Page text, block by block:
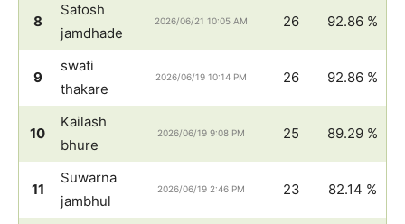
8
Satosh
jamdhade
2026/06/21 10:05 AM 26 92.86 %
9
swati
thakare
2026/06/19 10:14 PM 26 92.86 %
10
Kailash
bhure
2026/06/19 9:08 PM 25 89.29 %
11
Suwarna
jambhul
2026/06/19 2:46 PM 23 82.14 %